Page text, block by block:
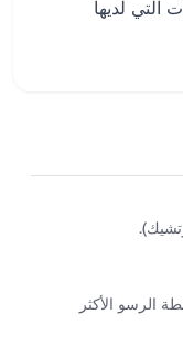
التي لديها
الرسو الأكثر